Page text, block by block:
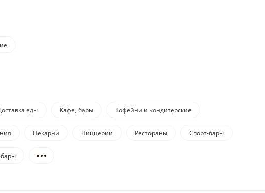
еды Кафе, бары Кофейни и кондитерские
Пекарни Пиццерии Рестораны Спорт-бары